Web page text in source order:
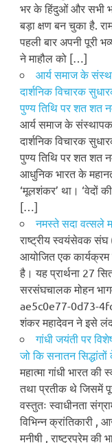
भर के हिंदुओं और सभी
बड़ा क्षण बन चुका है.
पहली बार अपनी पूरी
ने माहौल को […]
आर्य समाज के
दार्शनिक विचारक
पुण्य तिथि पर शत शत
आर्य समाज के संस्थापक
दार्शनिक विचारक
पुण्य तिथि पर शत शत
आधुनिक भारत के
‘मूलशंकर’ था। ‘वेदों
[…]
नमस्ते सदा वत्सले
राष्ट्रीय स्वयंसेवक
आयोजित एक कार्यक्रम
है। यह प्रार्थना 27
सरसंघचालक मोहन
ae5c0e77-0d73-
शंकर महादेवन ने इसे
गांधी जयंती पर
जो कि सनातन सिद्धांतों
महात्मा गांधी भारत
तथा प्रतीक थे जिसमें
वस्तुतः स्वाधीनता
विभिन्न क्रांतिकारी
मनीषी , राष्ट्रप्रेम की